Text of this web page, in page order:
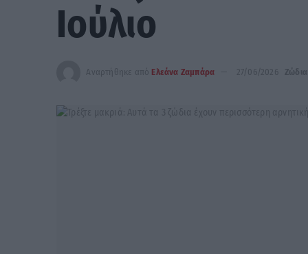
Ιούλιο
Αναρτήθηκε από Ελεάνα Ζαμπάρα 27/06/2026 Ζώδια